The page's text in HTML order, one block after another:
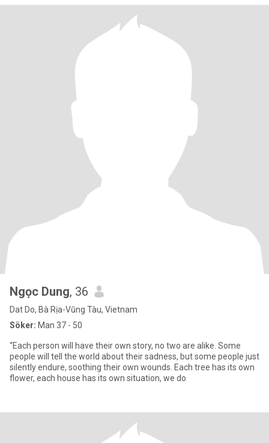
Ngọc Dung, 36
Dat Do, Bà Rịa-Vũng Tàu, Vietnam
Söker: Man 37 - 50
“Each person will have their own story, no two are alike. Some
people will tell the world about their sadness, but some people just
silently endure, soothing their own wounds. Each tree has its own
flower, each house has its own situation, we do